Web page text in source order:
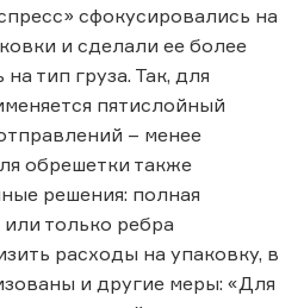
сфокусировались на
и сделали ее более
тип груза. Так, для
пятислойный
– менее
обрешетки также
решения: полная
только ребра
расходы на упаковку, в
и другие меры: «Для